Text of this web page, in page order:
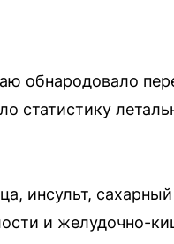
обнародовало
статистику
инсульт,
и желудочно-